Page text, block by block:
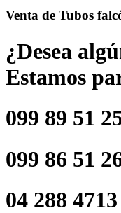
Venta de Tubos
¿Desea
Estamos
099 89 51
099 86 51
04 288 4713